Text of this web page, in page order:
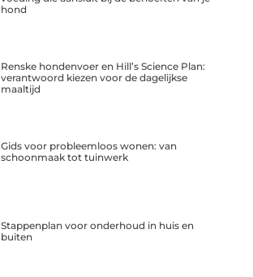
hond
Renske hondenvoer en Hill’s Science Plan:
verantwoord kiezen voor de dagelijkse
maaltijd
Gids voor probleemloos wonen: van
schoonmaak tot tuinwerk
Stappenplan voor onderhoud in huis en
buiten